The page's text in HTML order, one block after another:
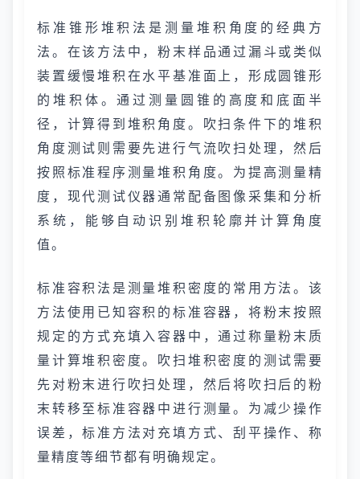
标准锥形堆积法是测量堆积角度的经典方
法。在该方法中，粉末样品通过漏斗或类似
装置缓慢堆积在水平基准面上，形成圆锥形
的堆积体。通过测量圆锥的高度和底面半
径，计算得到堆积角度。吹扫条件下的堆积
角度测试则需要先进行气流吹扫处理，然后
按照标准程序测量堆积角度。为提高测量精
度，现代测试仪器通常配备图像采集和分析
系统，能够自动识别堆积轮廓并计算角度
值。
标准容积法是测量堆积密度的常用方法。该
方法使用已知容积的标准容器，将粉末按照
规定的方式充填入容器中，通过称量粉末质
量计算堆积密度。吹扫堆积密度的测试需要
先对粉末进行吹扫处理，然后将吹扫后的粉
末转移至标准容器中进行测量。为减少操作
误差，标准方法对充填方式、刮平操作、称
量精度等细节都有明确规定。